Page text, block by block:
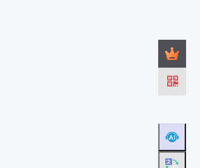
11月20日 06:24
11月17日 03:54